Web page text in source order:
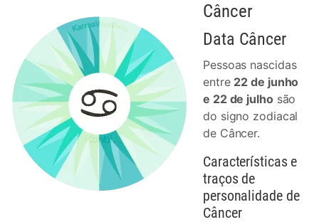
Câncer
Data Câncer
Pessoas nascidas
entre 22 de junho
e 22 de julhosão
do signo zodiacal
de Câncer.
Características e
traços de
personalidade de
Câncer